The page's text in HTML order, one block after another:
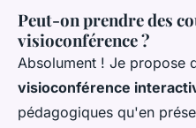
Peut-on prendre des
visioconférence ?
Absolument ! Je propose
visioconférence
pédagogiques qu'en